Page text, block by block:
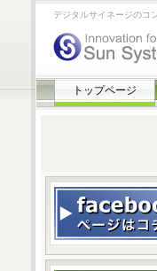
デジタルサイネージのコ
トップページ